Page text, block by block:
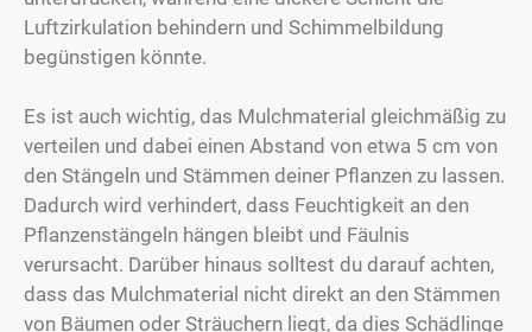
Luftzirkulation behindern und Schimmelbildung
begünstigen könnte.
Es ist auch wichtig, das Mulchmaterial gleichmäßig zu
verteilen und dabei einen Abstand von etwa 5 cm von
den Stängeln und Stämmen deiner Pflanzen zu lassen.
Dadurch wird verhindert, dass Feuchtigkeit an den
Pflanzenstängeln hängen bleibt und Fäulnis
verursacht. Darüber hinaus solltest du darauf achten,
dass das Mulchmaterial nicht direkt an den Stämmen
von Bäumen oder Sträuchern liegt, da dies Schädlinge